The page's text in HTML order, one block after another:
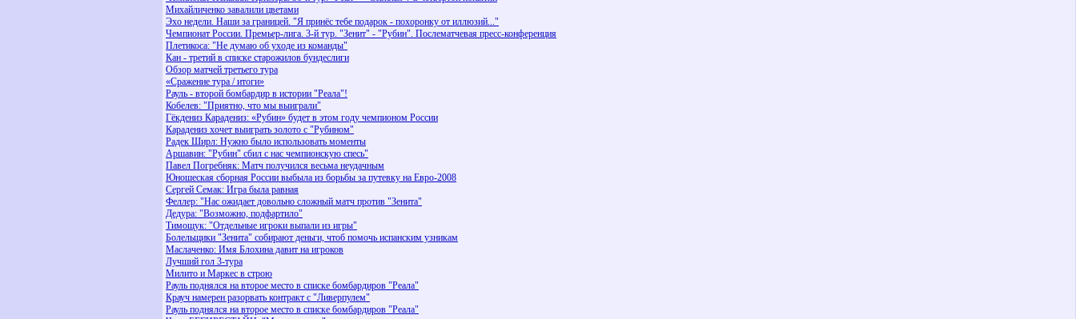
Михайличенко завалили цветами
Эхо недели. Наши за границей. "Я принёс тебе подарок - похоронку от иллюзий..."
Чемпионат России. Премьер-лига. 3-й тур. "Зенит" - "Рубин". Послематчевая пресс-конференция
Плетикоса: "Не думаю об уходе из команды"
Кан - третий в списке старожилов бундеслиги
Обзор матчей третьего тура
«Сражение тура / итоги»
Рауль - второй бомбардир в истории "Реала"!
Кобелев: "Приятно, что мы выиграли"
Гёкдениз Карадениз: «Рубин» будет в этом году чемпионом России
Карадениз хочет выиграть золото с "Рубином"
Радек Ширл: Нужно было использовать моменты
Аршавин: "Рубин" сбил с нас чемпионскую спесь"
Павел Погребняк: Матч получился весьма неудачным
Юношеская сборная России выбыла из борьбы за путевку на Евро-2008
Сергей Семак: Игра была равная
Феллер: "Нас ожидает довольно сложный матч против "Зенита"
Дедура: "Возможно, подфартило"
Тимощук: "Отдельные игроки выпали из игры"
Болельщики "Зенита" собирают деньги, чтоб помочь испанским узникам
Маслаченко: Имя Блохина давит на игроков
Лучший гол 3-тура
Милито и Маркес в строю
Рауль поднялся на второе место в списке бомбардиров "Реала"
Крауч намерен разорвать контракт с "Ливерпулем"
Рауль поднялся на второе место в списке бомбардиров "Реала"